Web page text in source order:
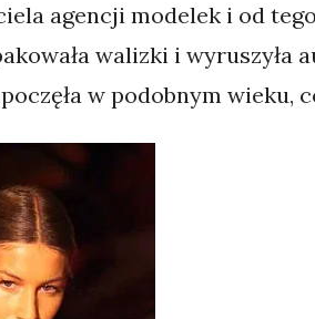
agencji modelek i od
walizki i wyruszyła
w podobnym wieku,